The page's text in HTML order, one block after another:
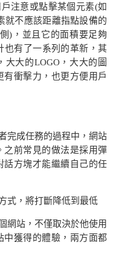
注意或點擊某個元素(如
就不應該距離指點設備的
) ，並且它的面積要足夠
也有了一系列的革新，其
大大的LOGO，大大的圖
衝擊力，也更方便用戶
完成任務的過程中，網站
之前常見的做法是採用彈
話方塊才能繼續自己的任
式，將打斷降低到最低
網站，不僅取決於他使用
中獲得的體驗，兩方面都